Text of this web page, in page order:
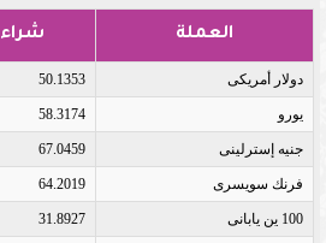
العملة شراء
دولار أمريكى 50.1353
يورو 58.3174
جنيه إسترلينى 67.0459
فرنك سويسرى 64.2019
100 ين يابانى 31.8927